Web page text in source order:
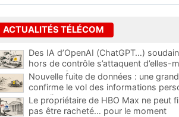
ACTUALITÉS TÉLÉCOM
Des IA d’OpenAI (ChatGPT…)
hors de contrôle s’attaquent d’elles-
une plateforme
Nouvelle fuite de données : une
confirme le vol des informations
ses clients
Le propriétaire de HBO Max ne peut
pas être racheté… pour le moment